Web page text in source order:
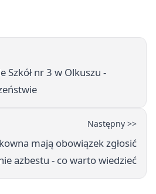
Szkół nr 3 w Olkuszu -
Następny >>
mają obowiązek zgłosić
azbestu - co warto wiedzieć